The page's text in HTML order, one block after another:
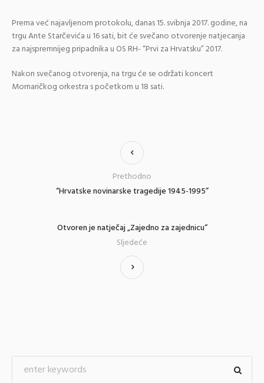
Prema već najavljenom protokolu, danas 15. svibnja 2017. godine, na
trgu Ante Starčevića u 16 sati, bit će svečano otvorenje natjecanja
za najspremnijeg pripadnika u OS RH- “Prvi za Hrvatsku” 2017.
Nakon svečanog otvorenja, na trgu će se održati koncert
Mornaričkog orkestra s početkom u 18 sati.
“Hrvatske novinarske tragedije 1945-1995”
Prethodno
Otvoren je natječaj „Zajedno za zajednicu“
Sljedeće